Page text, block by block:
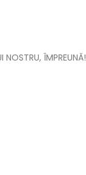
ÎMPREUNĂ!